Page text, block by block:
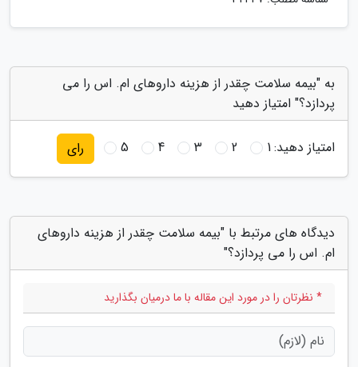
به "بیمه سلامت چقدر از هزینه داروهای ام. اس را می
پردازد؟" امتیاز دهید
امتیاز دهید:1
2
3
4
5 رای
دیدگاه های مرتبط با "بیمه سلامت چقدر از هزینه داروهای
ام. اس را می پردازد؟"
* نظرتان را در مورد این مقاله با ما درمیان بگذارید